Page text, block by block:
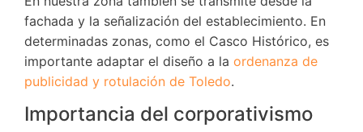
fachada y la señalización del establecimiento. En
determinadas zonas, como el Casco Histórico, es
importante adaptar el diseño a la ordenanza de
publicidad y rotulación de Toledo.
Importancia del corporativismo